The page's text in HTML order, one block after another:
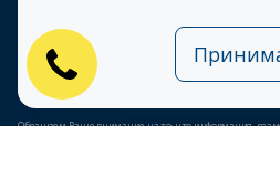
Публичная оферта на
использование ПЭП
Обращаем Ваше внимание на то, что информация,